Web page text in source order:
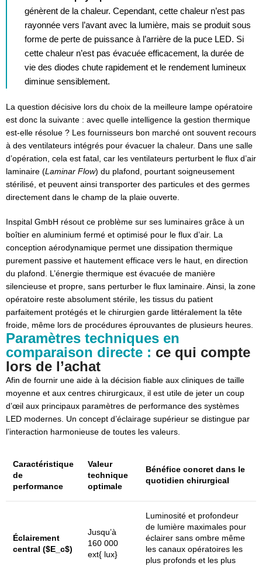
génèrent de la chaleur. Cependant, cette chaleur n’est pas
rayonnée vers l’avant avec la lumière, mais se produit sous
forme de perte de puissance à l’arrière de la puce LED. Si
cette chaleur n’est pas évacuée efficacement, la durée de
vie des diodes chute rapidement et le rendement lumineux
diminue sensiblement.
La question décisive lors du choix de la meilleure lampe opératoire
est donc la suivante : avec quelle intelligence la gestion thermique
est-elle résolue ? Les fournisseurs bon marché ont souvent recours
à des ventilateurs intégrés pour évacuer la chaleur. Dans une salle
d’opération, cela est fatal, car les ventilateurs perturbent le flux d’air
laminaire (Laminar Flow) du plafond, pourtant soigneusement
stérilisé, et peuvent ainsi transporter des particules et des germes
directement dans le champ de la plaie ouverte.
Inspital GmbH résout ce problème sur ses luminaires grâce à un
boîtier en aluminium fermé et optimisé pour le flux d’air. La
conception aérodynamique permet une dissipation thermique
purement passive et hautement efficace vers le haut, en direction
du plafond. L’énergie thermique est évacuée de manière
silencieuse et propre, sans perturber le flux laminaire. Ainsi, la zone
opératoire reste absolument stérile, les tissus du patient
parfaitement protégés et le chirurgien garde littéralement la tête
froide, même lors de procédures éprouvantes de plusieurs heures.
Paramètres techniques en
comparaison directe : ce qui compte
lors de l’achat
Afin de fournir une aide à la décision fiable aux cliniques de taille
moyenne et aux centres chirurgicaux, il est utile de jeter un coup
d’œil aux principaux paramètres de performance des systèmes
LED modernes. Un concept d’éclairage supérieur se distingue par
l’interaction harmonieuse de toutes les valeurs.
Caractéristique
de
performance
Valeur
technique
optimale
Bénéfice concret dans le
quotidien chirurgical
Éclairement
central ($E_c$)
Jusqu’à
160 000
ext{ lux}
Luminosité et profondeur
de lumière maximales pour
éclairer sans ombre même
les canaux opératoires les
plus profonds et les plus